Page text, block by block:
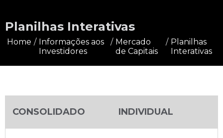
Planilhas Interativas
Home / Informações aos
Investidores
/ Mercado
de Capitais
/ Planilhas
Interativas
CONSOLIDADO INDIVIDUAL